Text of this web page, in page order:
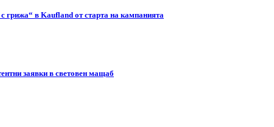
грижа“ в Kaufland от старта на кампанията
заявки в световен мащаб